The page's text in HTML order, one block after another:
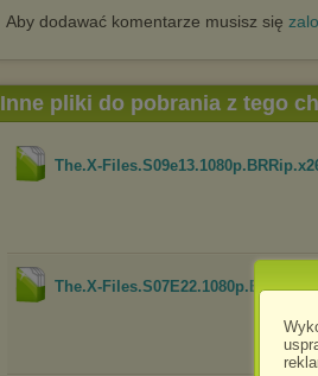
Aby dodawać komentarze musisz się
Inne pliki do pobrania z tego
The.X-
The.X-